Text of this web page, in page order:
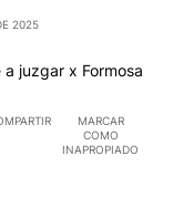
2025
juzgar x Formosa
MARCAR
COMO
INAPROPIADO